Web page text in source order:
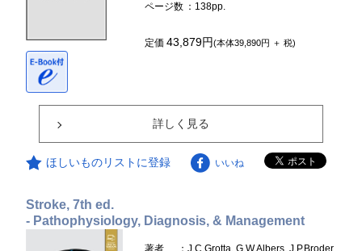
ページ数 ：138pp.
定価43,879円(本体39,890円 ＋ 税)
詳しく見る
ほしいものリストに登録 いいね
Stroke, 7th ed.
- Pathophysiology, Diagnosis, & Management
著者
：J.C.Grotta, G.W.Albers, J.P.Broder